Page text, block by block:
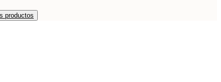
productos